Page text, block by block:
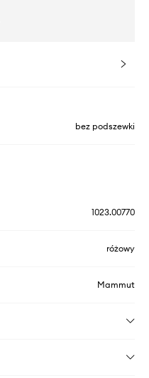
bez podszewki
1023.00770
różowy
Mammut